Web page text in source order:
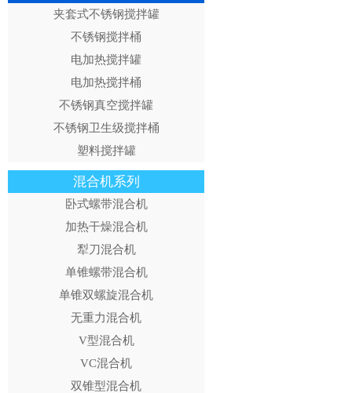
夹套式不锈钢搅拌罐
不锈钢搅拌桶
电加热搅拌罐
电加热搅拌桶
不锈钢真空搅拌罐
不锈钢卫生级搅拌桶
塑料搅拌罐
混合机系列
卧式螺带混合机
加热干燥混合机
犁刀混合机
单锥螺带混合机
单锥双螺旋混合机
无重力混合机
V型混合机
VC混合机
双锥型混合机